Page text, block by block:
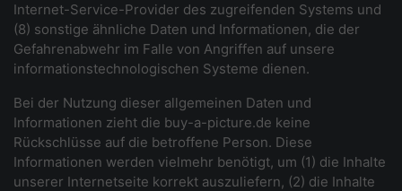
Internet-Service-Provider des zugreifenden Systems und
(8) sonstige ähnliche Daten und Informationen, die der
Gefahrenabwehr im Falle von Angriffen auf unsere
informationstechnologischen Systeme dienen.
Bei der Nutzung dieser allgemeinen Daten und
Informationen zieht die buy-a-picture.de keine
Rückschlüsse auf die betroffene Person. Diese
Informationen werden vielmehr benötigt, um (1) die Inhalte
unserer Internetseite korrekt auszuliefern, (2) die Inhalte